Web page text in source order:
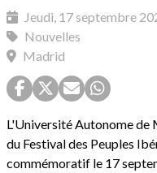
Jeudi, 17 septembre
Nouvelles
Madrid
L'Université Autonome de
du Festival des Peuples
commémoratif le 17